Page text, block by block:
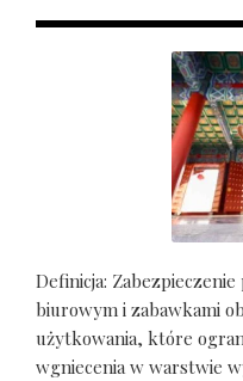
Definicja:
biurowym i zabawkami
użytkowania, które
wgniecenia w warstwie